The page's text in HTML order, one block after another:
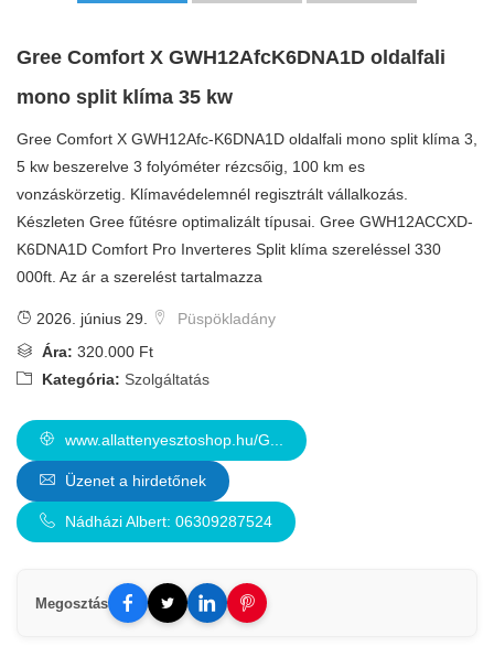
Gree Comfort X GWH12AfcK6DNA1D oldalfali
mono split klíma 35 kw
Gree Comfort X GWH12Afc-K6DNA1D oldalfali mono split klíma 3,
5 kw beszerelve 3 folyóméter rézcsőig, 100 km es
vonzáskörzetig. Klímavédelemnél regisztrált vállalkozás.
Készleten Gree fűtésre optimalizált típusai. Gree GWH12ACCXD-
K6DNA1D Comfort Pro Inverteres Split klíma szereléssel 330
000ft. Az ár a szerelést tartalmazza
2026. június 29.
Püspökladány
Ára: 320.000 Ft
Kategória: Szolgáltatás
www.allattenyesztoshop.hu/G...
Üzenet a hirdetőnek
Nádházi Albert: 06309287524
Megosztás